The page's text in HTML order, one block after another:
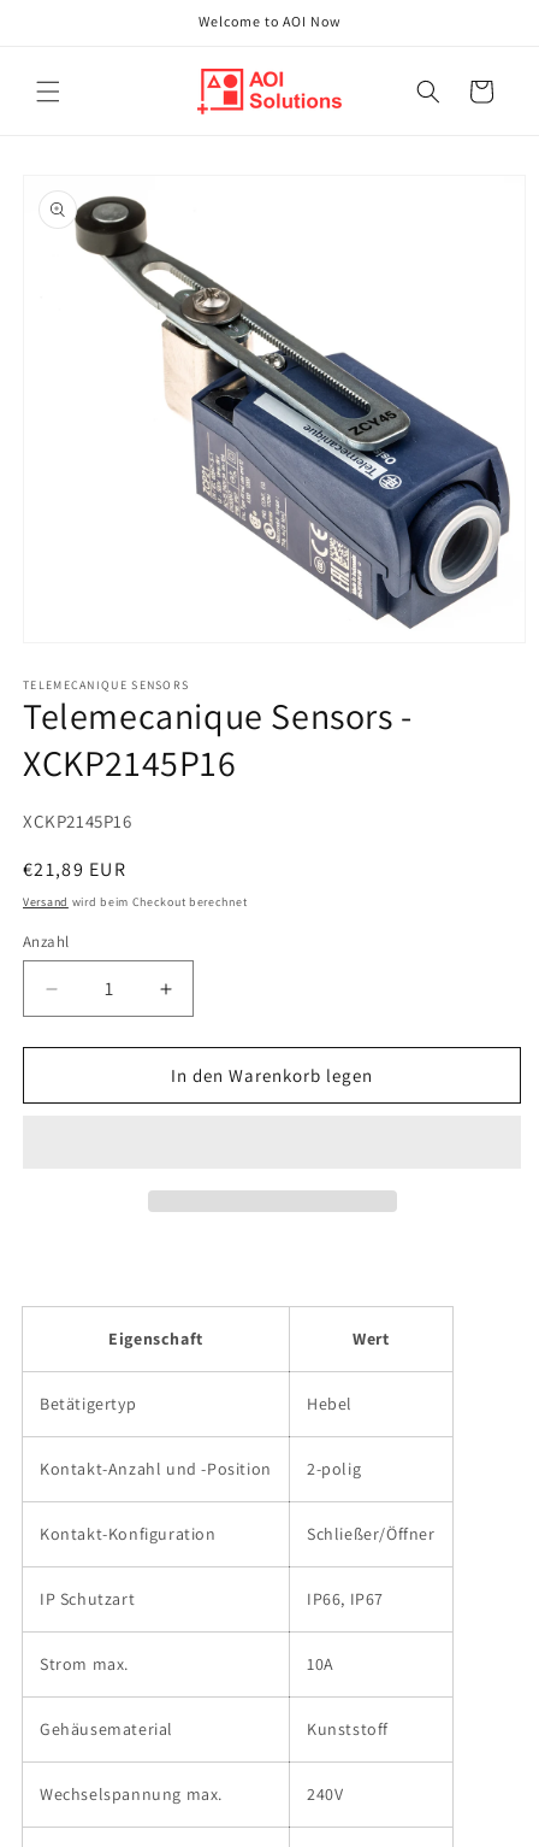
Welcome to AOI Now
Warenkorb
in
Modal
öffnen
TELEMECANIQUE SENSORS
Telemecanique Sensors -
XCKP2145P16
SKU:
XCKP2145P16
Normaler
Preis
€21,89 EUR
Versand wird beim Checkout berechnet
Anzahl
Verringere
die
Menge
Telemecanique
Erhöhe
die
Menge
für
Telemecanique
In den Warenkorb legen
Eigenschaft Wert
Betätigertyp Hebel
Kontakt-Anzahl und -Position 2-polig
Kontakt-Konfiguration Schließer/Öffner
IP Schutzart IP66, IP67
Strom max. 10A
Gehäusematerial Kunststoff
Wechselspannung max. 240V